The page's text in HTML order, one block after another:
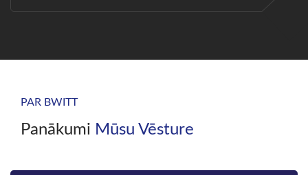
PAR BWITT
Panākumi Mūsu Vēsture